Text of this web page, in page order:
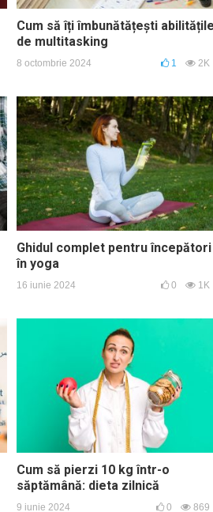
Cum să îți îmbunătățești
de multitasking
8 octombrie 2024 1 2K
Ghidul complet pentru începători
în yoga
16 iunie 2024 0 1K
Cum să pierzi 10 kg într-o
săptămână: dieta zilnică
9 iunie 2024 0 869